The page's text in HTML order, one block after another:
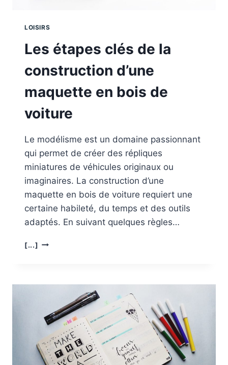
LOISIRS
Les étapes clés de la
construction d’une
maquette en bois de
voiture
Le modélisme est un domaine passionnant
qui permet de créer des répliques
miniatures de véhicules originaux ou
imaginaires. La construction d’une
maquette en bois de voiture requiert une
certaine habileté, du temps et des outils
adaptés. En suivant quelques règles…
[...] LES
LA
CONSTRUCTION
D’UNE
MAQUETTE
EN
BOIS
DE
VOITURE